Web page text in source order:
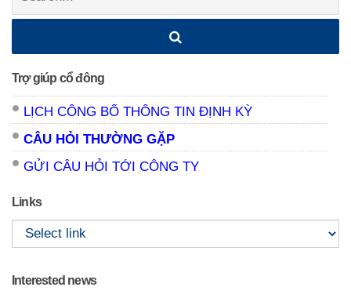
Trợ giúp cổ đông
LỊCH CÔNG BỐ THÔNG TIN ĐỊNH KỲ
CÂU HỎI THƯỜNG GẶP
GỬI CÂU HỎI TỚI CÔNG TY
Links
Interested news